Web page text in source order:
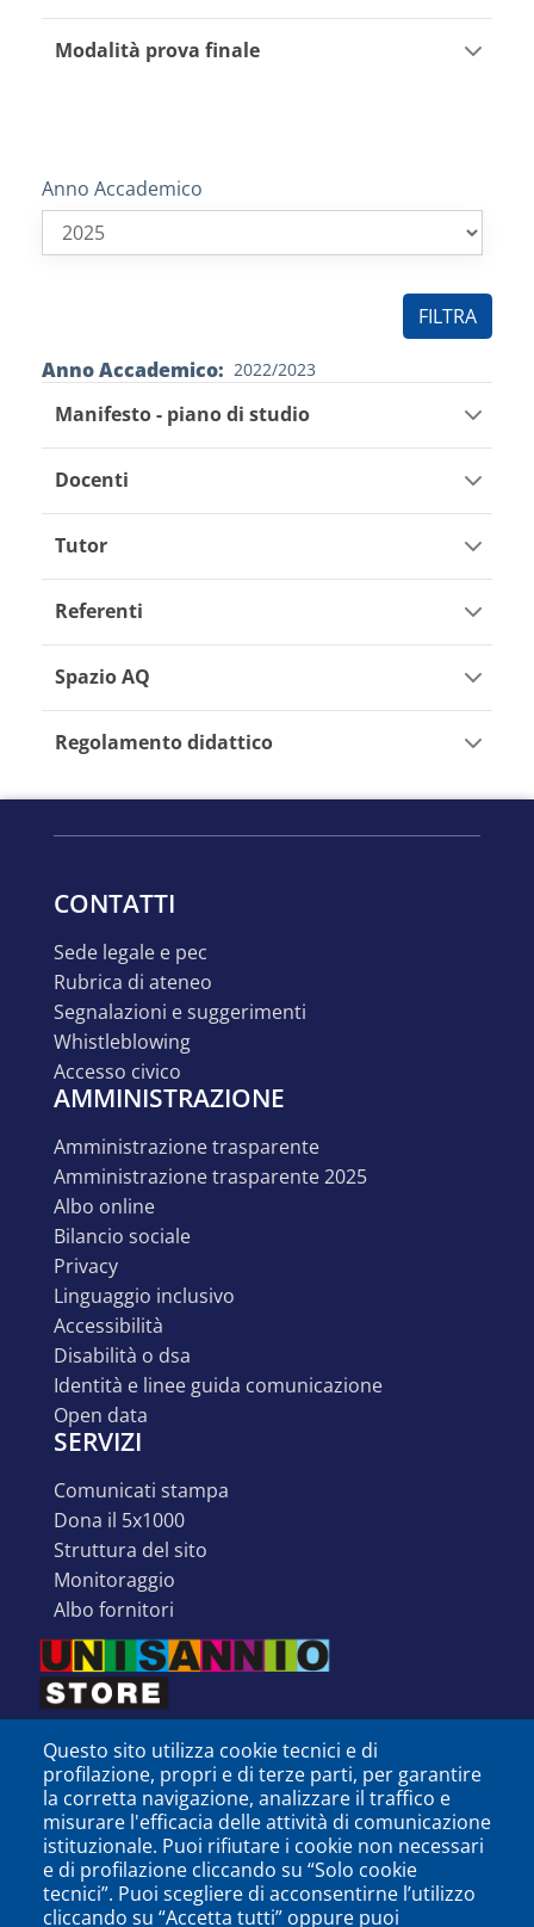
Modalità prova finale
Anno Accademico
Anno Accademico 2022/2023
Manifesto - piano di studio
Docenti
Tutor
Referenti
Spazio AQ
Regolamento didattico
CONTATTI
sede legale e pec
rubrica di ateneo
segnalazioni e suggerimenti
whistleblowing
accesso civico
AMMINISTRAZIONE
amministrazione trasparente
amministrazione trasparente 2025
albo online
bilancio sociale
privacy
linguaggio inclusivo
accessibilità
disabilità o dsa
identità e linee guida comunicazione
open data
SERVIZI
comunicati stampa
dona il 5x1000
struttura del sito
monitoraggio
albo fornitori
Questo sito utilizza cookie tecnici e di
profilazione, propri e di terze parti, per garantire
la corretta navigazione, analizzare il traffico e
misurare l'efficacia delle attività di comunicazione
istituzionale. Puoi rifiutare i cookie non necessari
e di profilazione cliccando su “Solo cookie
tecnici”. Puoi scegliere di acconsentirne l’utilizzo
cliccando su “Accetta tutti” oppure puoi